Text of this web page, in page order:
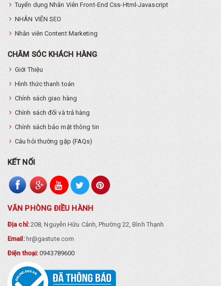
Tuyển dụng Nhân Viên Front-End Css-Html-Javascript
NHÂN VIÊN SEO
Nhân viên Content Marketing
CHĂM SÓC KHÁCH HÀNG
Giới Thiệu
Hình thức thanh toán
Chính sách giao hàng
Chính sách đổi và trả hàng
Chính sách bảo mật thông tin
Câu hỏi thường gặp (FAQs)
KẾT NỐI
VĂN PHÒNG ĐIỀU HÀNH
Địa chỉ:208, Nguyễn Hữu Cảnh, Phường 22, Bình Thạnh
Email: hr@gastute.com
Điện thoại:0943789600